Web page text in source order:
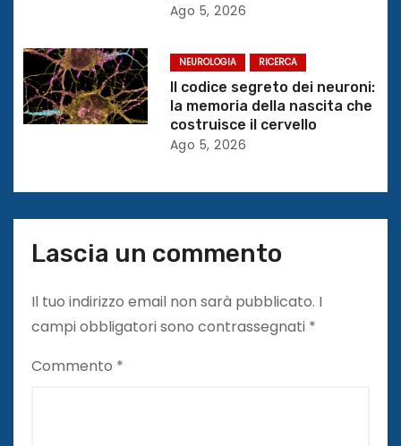
o
l
Ago 5, 2026
NEUROLOGIA RICERCA
Il codice segreto dei neuroni:
la memoria della nascita che
costruisce il cervello
Ago 5, 2026
Lascia un commento
Il tuo indirizzo email non sarà pubblicato. I
campi obbligatori sono contrassegnati *
Commento *